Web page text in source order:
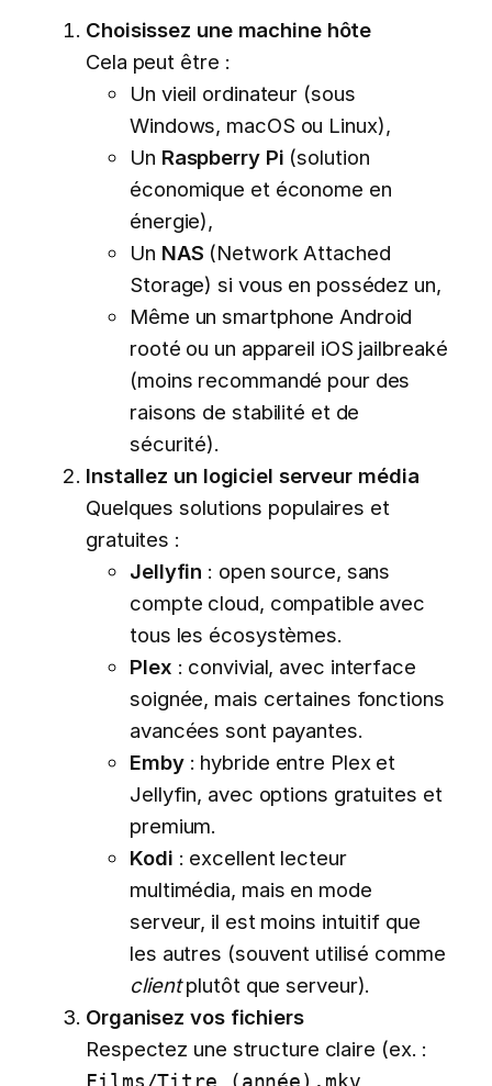
Choisissez une machine hôte
Cela peut être :
Un vieil ordinateur (sous
Windows, macOS ou Linux),
Un Raspberry Pi (solution
économique et économe en
énergie),
Un NAS (Network Attached
Storage) si vous en possédez un,
Même un smartphone Android
rooté ou un appareil iOS jailbreaké
(moins recommandé pour des
raisons de stabilité et de
sécurité).
Installez un logiciel serveur média
Quelques solutions populaires et
gratuites :
Jellyfin : open source, sans
compte cloud, compatible avec
tous les écosystèmes.
Plex : convivial, avec interface
soignée, mais certaines fonctions
avancées sont payantes.
Emby: hybride entre Plex et
Jellyfin, avec options gratuites et
premium.
Kodi : excellent lecteur
multimédia, mais en mode
serveur, il est moins intuitif que
les autres (souvent utilisé comme
clientplutôt que serveur).
Organisez vos fichiers
Respectez une structure claire (ex. :
Films/Titre (année).mkv